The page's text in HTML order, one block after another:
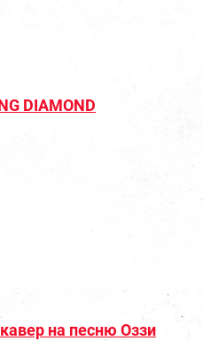
DIAMOND
на песню Оззи